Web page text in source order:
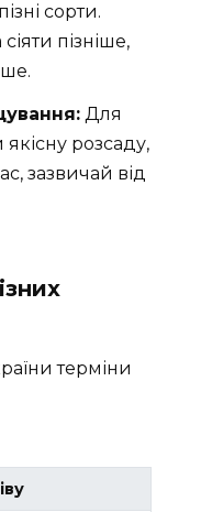
сорти.
пізніше,
Для
розсаду,
зазвичай від
терміни